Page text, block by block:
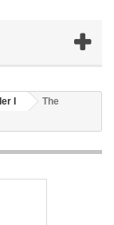
I
The